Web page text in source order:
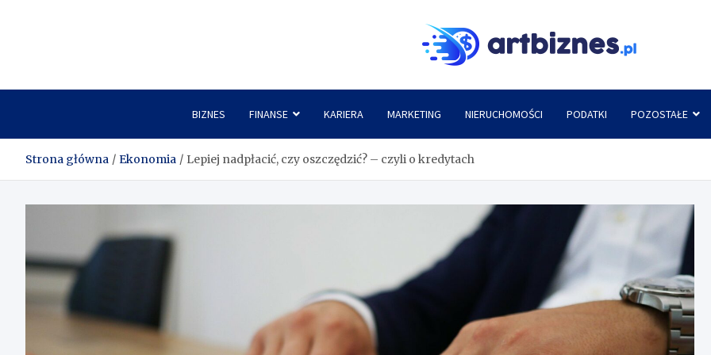
BIZNES FINANSE KARIERA MARKETING NIERUCHOMOŚCI PODATKI POZOSTAŁE
Strona główna Ekonomia Lepiej nadpłacić, czy oszczędzić? – czyli o kredytach